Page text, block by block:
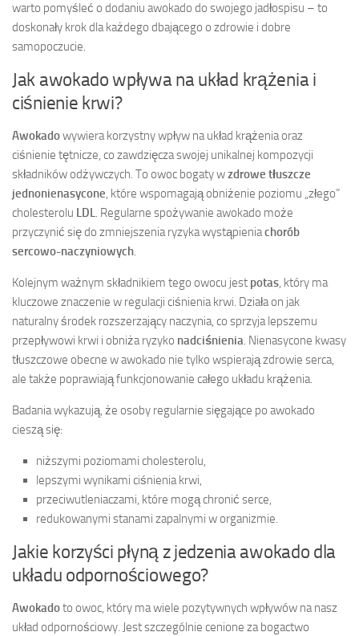
warto pomyśleć o dodaniu awokado do swojego jadłospisu – to
doskonały krok dla każdego dbającego o zdrowie i dobre
samopoczucie.
Jak awokado wpływa na układ krążenia i
ciśnienie krwi?
Awokadowywiera korzystny wpływ na układ krążenia oraz
ciśnienie tętnicze, co zawdzięcza swojej unikalnej kompozycji
składników odżywczych. To owoc bogaty wzdrowe tłuszcze
jednonienasycone, które wspomagają obniżenie poziomu „złego”
cholesterolu LDL. Regularne spożywanie awokado może
przyczynić się do zmniejszenia ryzyka wystąpieniachorób
sercowo-naczyniowych.
Kolejnym ważnym składnikiem tego owocu jest potas, który ma
kluczowe znaczenie w regulacji ciśnienia krwi. Działa on jak
naturalny środek rozszerzający naczynia, co sprzyja lepszemu
przepływowi krwi i obniża ryzyko nadciśnienia. Nienasycone kwasy
tłuszczowe obecne w awokado nie tylko wspierają zdrowie serca,
ale także poprawiają funkcjonowanie całego układu krążenia.
Badania wykazują, że osoby regularnie sięgające po awokado
cieszą się:
niższymi poziomami cholesterolu,
lepszymi wynikami ciśnienia krwi,
przeciwutleniaczami, które mogą chronić serce,
redukowanymi stanami zapalnymi w organizmie.
Jakie korzyści płyną z jedzenia awokado dla
układu odpornościowego?
Awokadoto owoc, który ma wiele pozytywnych wpływów na nasz
układ odpornościowy. Jest szczególnie cenione za bogactwo